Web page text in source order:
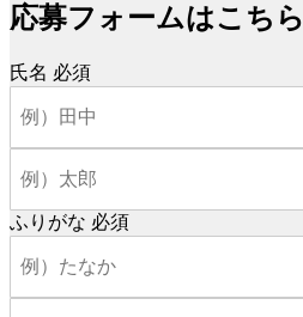
応募フォームはこちら
氏名 必須
ふりがな 必須